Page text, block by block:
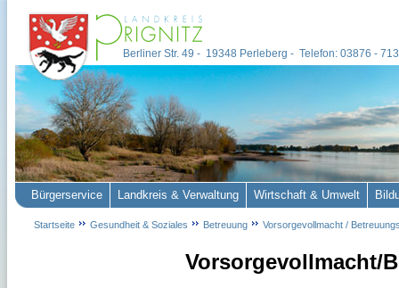
Vorsorgevollmacht/
Berliner Str. 49 - 19348 Perleberg - Telefon: 03876 -
Bürgerservice Landkreis & Verwaltung Wirtschaft & Umwelt
Startseite Gesundheit & Soziales Betreuung Vorsorgevollmacht /